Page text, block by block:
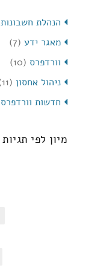
הנהלת חשבונות
מאגר ידע (7)
וורדפרס (10)
ניהול אחסון (11)
חדשות וורדפרס
מיון לפי תגיות